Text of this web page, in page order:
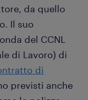
da quello
Il suo
del CCNL
di Lavoro) di
di
previsti anche